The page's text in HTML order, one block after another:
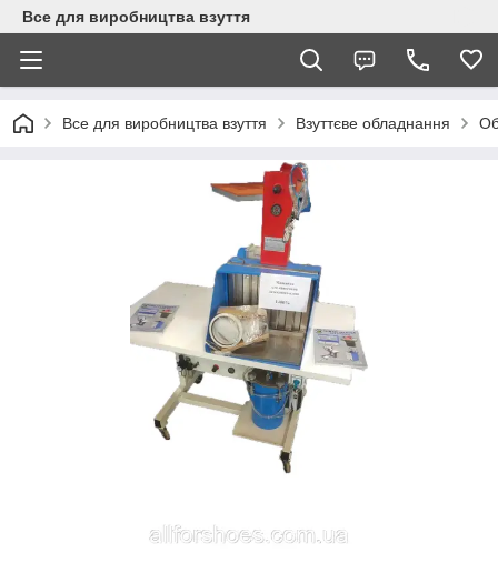
Все для виробництва взуття
Все для виробництва взуття Взуттєве обладнання